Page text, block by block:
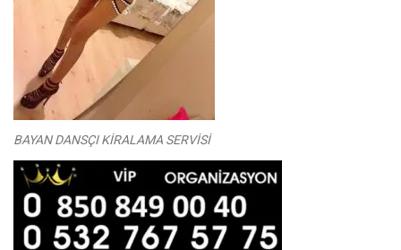
BAYAN DANSÇI KİRALAMA SERVİSİ